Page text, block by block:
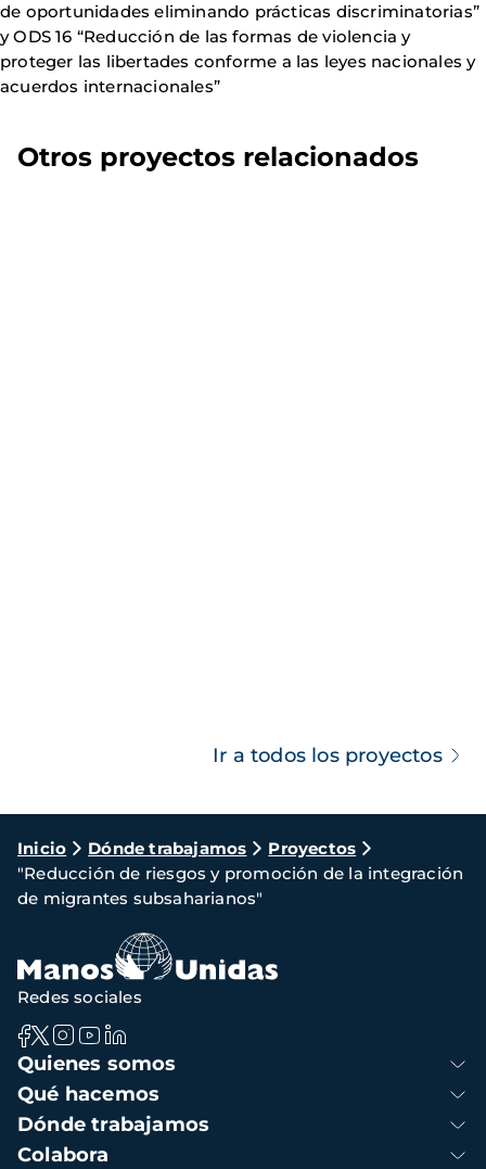
de oportunidades eliminando prácticas discriminatorias”
y ODS 16 “Reducción de las formas de violencia y
proteger las libertades conforme a las leyes nacionales y
acuerdos internacionales”
Otros proyectos relacionados
Ir a todos los proyectos
Ruta
de
navegación
Inicio Dónde trabajamos
Proyectos
"Reducción de riesgos y promoción de la integración
de migrantes subsaharianos"
Navegación
principal
Quienes somos
Qué hacemos
Dónde trabajamos
Colabora
Redes sociales